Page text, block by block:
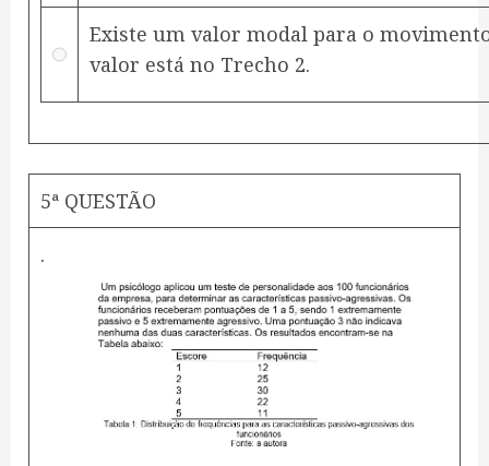
Existe um valor modal para o
valor está no Trecho 2.
5ª QUESTÃO
.